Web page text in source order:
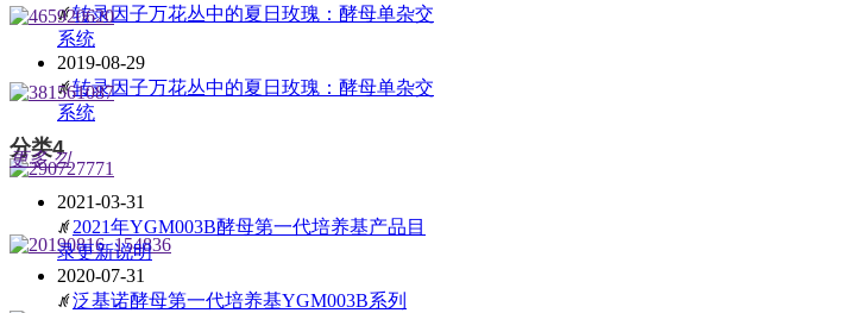
ꄅ 转录因子万花丛中的夏日玫瑰：酵母单杂交
系统
2019-08-29
ꄅ 转录因子万花丛中的夏日玫瑰：酵母单杂交
系统
分类4
更多 낑
2021-03-31
ꄅ 2021年YGM003B酵母第一代培养基产品目
录更新说明
2020-07-31
ꄅ 泛基诺酵母第一代培养基YGM003B系列